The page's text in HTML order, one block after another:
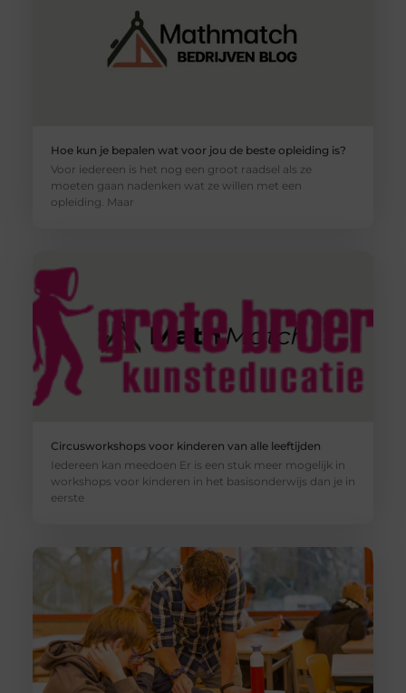
Hoe kun je bepalen wat voor jou de beste opleiding is?
Voor iedereen is het nog een groot raadsel als ze
moeten gaan nadenken wat ze willen met een
opleiding. Maar
Circusworkshops voor kinderen van alle leeftijden
Iedereen kan meedoen Er is een stuk meer mogelijk in
workshops voor kinderen in het basisonderwijs dan je in
eerste